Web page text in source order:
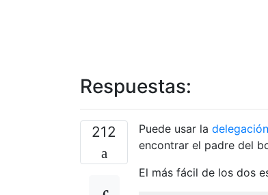
Respuestas:
212 Puede usar la
encontrar el padre del
El más fácil de los dos